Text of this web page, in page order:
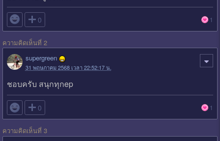
 0 1
ความคิดเห็นที่ 2
supergreen
31 พฤษภาคม 2568 เวลา 22:52:17 น.
ชอบครับ สนุกทุกep
 0 1
ความคิดเห็นที่ 3